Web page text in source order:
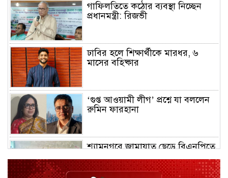
গাফিলতিতে কঠোর ব্যবস্থা নিচ্ছেন
প্রধানমন্ত্রী: রিজভী
ঢাবির হলে শিক্ষার্থীকে মারধর, ৬
মাসের বহিষ্কার
‘গুপ্ত আওয়ামী লীগ’ প্রশ্নে যা বললেন
রুমিন ফারহানা
শ্যামনগরে জামায়াত ছেড়ে বিএনপিতে